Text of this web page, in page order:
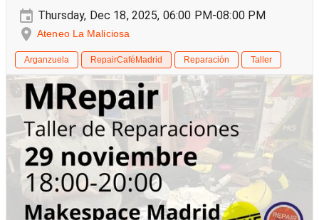
Thursday, Dec 18, 2025, 06:00 PM-08:00 PM
Ateneo La Maliciosa
Arganzuela RepairCaféMadrid Reparación Taller